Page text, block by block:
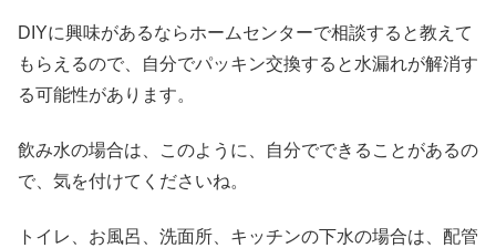
DIYに興味があるならホームセンターで相談すると教えて
もらえるので、自分でパッキン交換すると水漏れが解消す
る可能性があります。
飲み水の場合は、このように、自分でできることがあるの
で、気を付けてくださいね。
トイレ、お風呂、洗面所、キッチンの下水の場合は、配管